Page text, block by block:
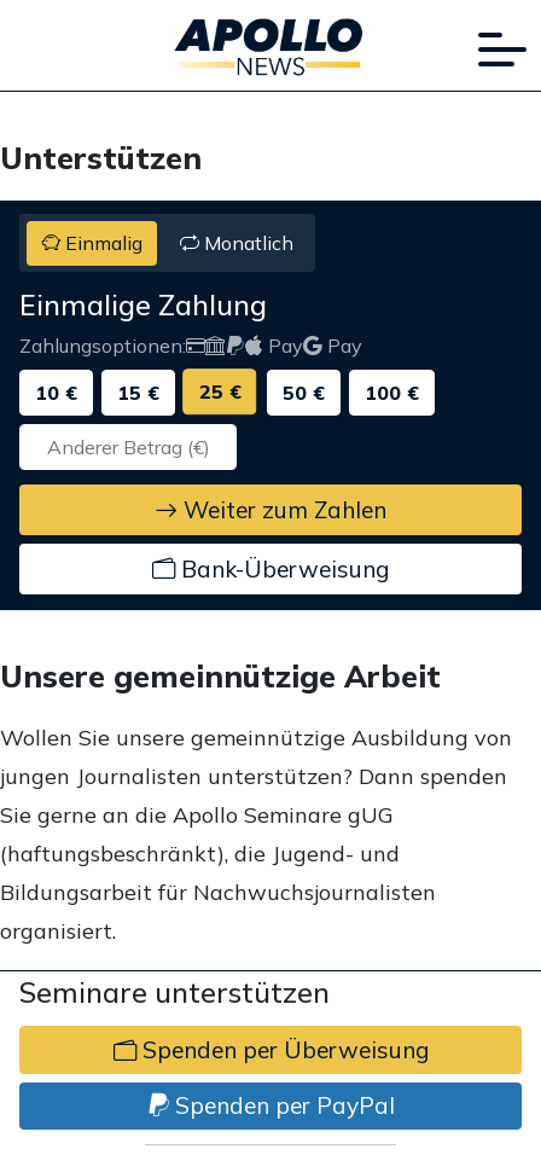
Unterstützen
Einmalig Monatlich
Einmalige Zahlung
Zahlungsoptionen: Pay
Pay
10 €
15 € 25 € 50 € 100 €
Weiter zum Zahlen
Bank-Überweisung
Unsere gemeinnützige Arbeit
Wollen Sie unsere gemeinnützige Ausbildung von
jungen Journalisten unterstützen? Dann spenden
Sie gerne an die Apollo Seminare gUG
(haftungsbeschränkt), die Jugend- und
Bildungsarbeit für Nachwuchsjournalisten
organisiert.
Seminare unterstützen
Spenden per Überweisung
Spenden per PayPal